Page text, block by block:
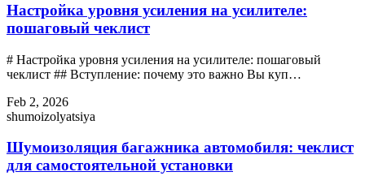
Настройка уровня усиления на усилителе:
пошаговый чеклист
# Настройка уровня усиления на усилителе: пошаговый
чеклист ## Вступление: почему это важно Вы куп…
Feb 2, 2026
shumoizolyatsiya
Шумоизоляция багажника автомобиля: чеклист
для самостоятельной установки